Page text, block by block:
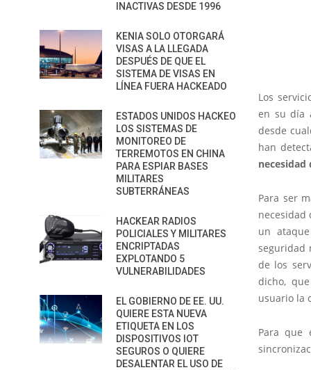
Los
en su día
desde
han
necesidad
Para ser
necesidad
un
seguridad
de los
dicho,
usuario la
Para que
INACTIVAS DESDE 1996
KENIA SOLO OTORGARÁ
VISAS A LA LLEGADA
DESPUÉS DE QUE EL
SISTEMA DE VISAS EN
LÍNEA FUERA HACKEADO
ESTADOS UNIDOS HACKEO
LOS SISTEMAS DE
MONITOREO DE
TERREMOTOS EN CHINA
PARA ESPIAR BASES
MILITARES
SUBTERRÁNEAS
HACKEAR RADIOS
POLICIALES Y MILITARES
ENCRIPTADAS
EXPLOTANDO 5
VULNERABILIDADES
EL GOBIERNO DE EE. UU.
QUIERE ESTA NUEVA
ETIQUETA EN LOS
DISPOSITIVOS IOT
SEGUROS O QUIERE
DESALENTAR EL USO DE